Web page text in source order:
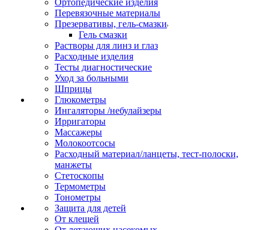
Ортопедические изделия
Перевязочные материалы
Презервативы, гель-смазки
Гель смазки
Растворы для линз и глаз
Расходные изделия
Тесты диагностические
Уход за больными
Шприцы
Глюкометры
Ингаляторы /небулайзеры
Ирригаторы
Массажеры
Молокоотсосы
Расходный материал/ланцеты, тест-полоски,
манжеты
Стетоскопы
Термометры
Тонометры
Защита для детей
От клещей